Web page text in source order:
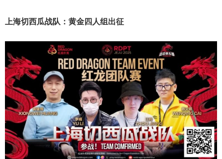
上海切西瓜战队：黄金四人组出征